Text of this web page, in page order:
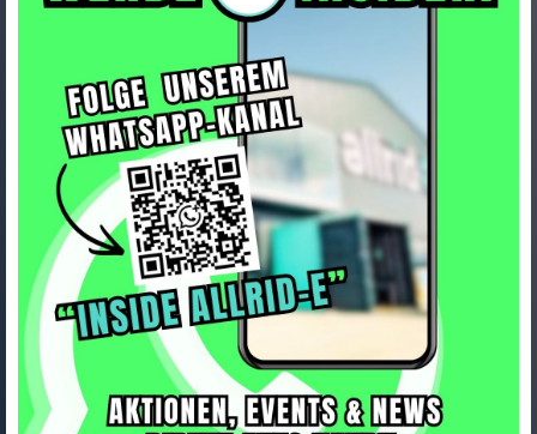
Trek Armor Trek 2024
Supercaliber Chainstay